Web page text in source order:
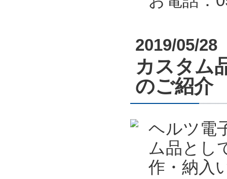
2019/05/28
カスタム
のご紹介
ヘルツ電
ム品とし
作・納入